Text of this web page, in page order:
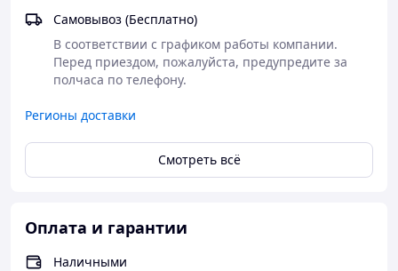
Технические
характеристики
Код для заказа
0 601 434 108
Bosch Heavy Duty Bosch Heavy Duty - новые стандарты
Правое вращение и реверс для завинчивания и
отвинчивания
Самовывоз (Бесплатно)
В соответствии с графиком работы компании.
Перед приездом, пожалуйста, предупредите за
полчаса по телефону.
Регионы доставки
Смотреть всё
Оплата и гарантии
Наличными